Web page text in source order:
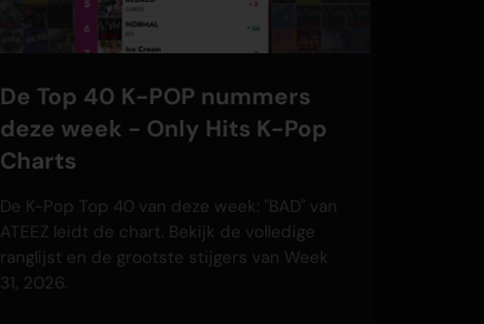
De Top 40 K-POP nummers
deze week - Only Hits K-Pop
Charts
De K-Pop Top 40 van deze week: "BAD" van
ATEEZ leidt de chart. Bekijk de volledige
ranglijst en de grootste stijgers van Week
31, 2026.